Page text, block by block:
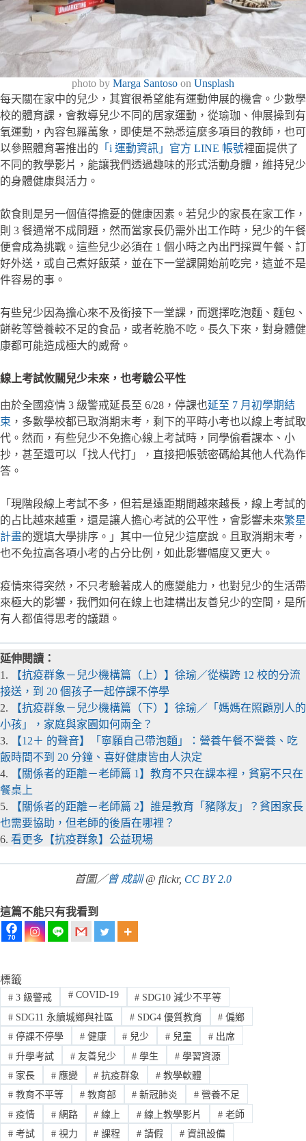
photo by Marga Santoso on Unsplash
每天關在家中的兒少，其實很希望能有運動伸展的機會。少數學
校的體育課，會教導兒少不同的居家運動，從瑜珈、伸展操到有
氧運動，內容包羅萬象，即使是不熟悉這麼多項目的教師，也可
以參照體育署推出的 「i 運動資訊」官方 LINE 帳號裡面提供了
不同的教學影片，能讓我們透過趣味的形式活動身體，維持兒少
的身體健康與活力。
飲食則是另一個值得擔憂的健康因素。若兒少的家長在家工作，
則 3 餐通常不成問題，然而當家長仍需外出工作時，兒少的午餐
便會成為挑戰。這些兒少必須在 1 個小時之內出門採買午餐、訂
好外送，或自己煮好飯菜，並在下一堂課開始前吃完，這並不是
件容易的事。
有些兒少因為擔心來不及銜接下一堂課，而選擇吃泡麵、麵包、
餅乾等營養較不足的食品，或者乾脆不吃。長久下來，對身體健
康都可能造成極大的威脅。
線上考試攸關兒少未來，也考驗公平性
由於全國疫情 3 級警戒延長至 6/28，停課也延至 7 月初學期結
束 ，多數學校都已取消期末考，剩下的平時小考也以線上考試取
代。然而，有些兒少不免擔心線上考試時，同學偷看課本、小
抄，甚至還可以「找人代打」，直接把帳號密碼給其他人代為作
答。
「現階段線上考試不多，但若是遠距期間越來越長，線上考試的
的占比越來越重，還是讓人擔心考試的公平性，會影響未來繁星
計畫的選填大學排序。」其中一位兒少這麼說。且取消期末考，
也不免拉高各項小考的占分比例，如此影響幅度又更大。
疫情來得突然，不只考驗著成人的應變能力，也對兒少的生活帶
來極大的影響，我們如何在線上也建構出友善兒少的空間，是所
有人都值得思考的議題。
延伸閱讀：
1.
【抗疫群象－兒少機構篇（上）】徐瑜／從橫跨 12 校的分流
接送，到 20 個孩子一起停課不停學
2.
【抗疫群象－兒少機構篇（下）】徐瑜／「媽媽在照顧別人的
小孩」，家庭與家園如何兩全？
3.
【12＋ 的聲音】「寧願自己帶泡麵」：營養午餐不營養、吃
飯時間不到 20 分鐘、喜好健康皆由人決定
4.
【關係者的距離－老師篇 1】教育不只在課本裡，貧窮不只在
餐桌上
5.
【關係者的距離－老師篇 2】誰是教育「豬隊友」？貧困家長
也需要協助，但老師的後盾在哪裡？
6. 看更多【抗疫群象】公益現場
首圖／曾 成訓@ flickr, CC BY 2.0
這篇不能只有我看到
70
標籤
#3 級警戒 #COVID-19 # SDG10 減少不平等
#SDG11 永續城鄉與社區 #SDG4 優質教育 # 偏鄉
#停課不停學 #健康 # 兒少 # 兒童 # 出席
#升學考試 #友善兒少 # 學生 # 學習資源
#家長 #應變 # 抗疫群象 # 教學軟體
#教育不平等 #教育部 # 新冠肺炎 # 營養不足
#疫情 #網路 # 線上 # 線上教學影片 # 老師
#考試 #視力 # 課程 # 請假 # 資訊設備